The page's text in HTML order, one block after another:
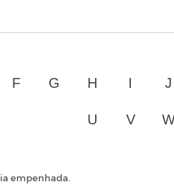
F G H I J
U V
empenhada.